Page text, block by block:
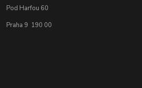
Pod Harfou 60
Praha 9 190 00